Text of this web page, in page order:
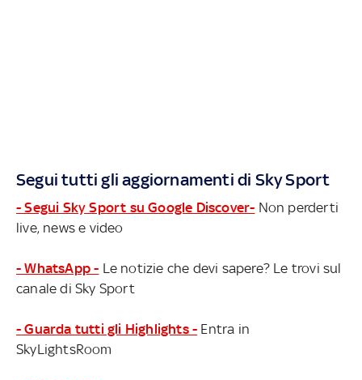
Segui tutti gli aggiornamenti di Sky Sport
- Segui Sky Sport su Google Discover- Non perderti
live, news e video
- WhatsApp - Le notizie che devi sapere? Le trovi sul
canale di Sky Sport
- Guarda tutti gli Highlights - Entra in
SkyLightsRoom